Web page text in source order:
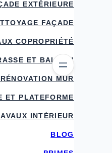
EXTÉRIEURE
FAÇADE
COPROPRIÉTÉ
ET BALCON
MUR
ET PLATEFORME
INTÉRIEUR
BLOG